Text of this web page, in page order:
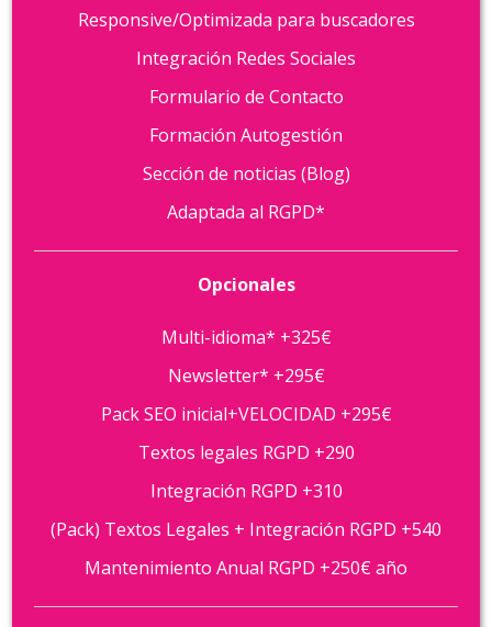
Responsive/Optimizada para buscadores
Integración Redes Sociales
Formulario de Contacto
Formación Autogestión
Sección de noticias (Blog)
Adaptada al RGPD*
Opcionales
Multi-idioma* +325€
Newsletter* +295€
Pack SEO inicial+VELOCIDAD +295€
Textos legales RGPD +290
Integración RGPD +310
(Pack) Textos Legales + Integración RGPD +540
Mantenimiento Anual RGPD +250€ año